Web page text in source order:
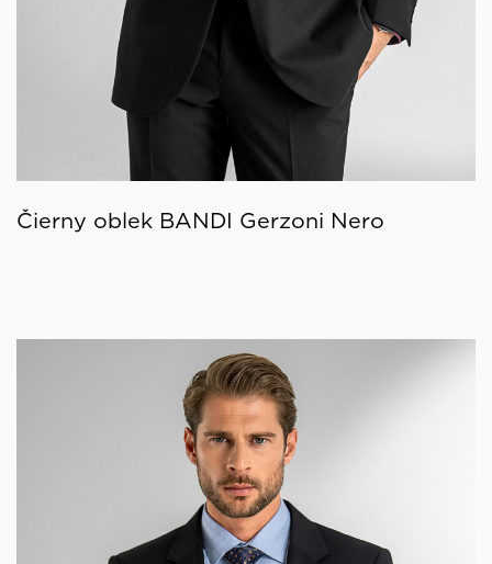
Čierny oblek BANDI Gerzoni Nero